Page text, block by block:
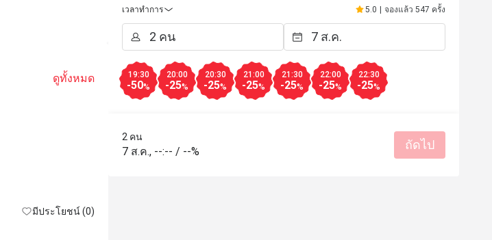
ดูทั้งหมด
มีประโยชน์ (0)
very good รสชาติอร่อย
ราคาสมเหตุสม
เวลาทำการ
5.0 | จองแล้ว 547 ครั้ง
19:30
-50%
20:00
-25%
20:30
-25%
21:00
-25%
21:30
-25%
22:00
-25%
22:30
-25%
2 คน
7 ส.ค., --:-- / --% ถัดไป